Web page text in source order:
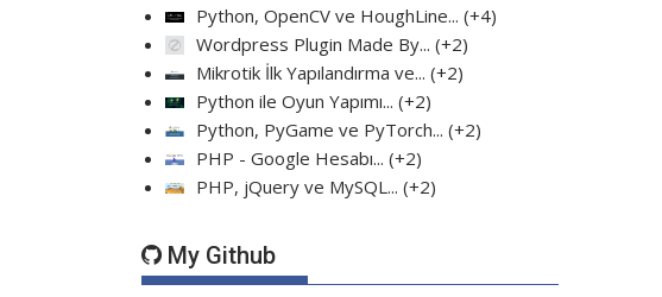
Python, OpenCV ve HoughLine... +4
Wordpress Plugin Made By... +2
Mikrotik İlk Yapılandırma ve... +2
Python ile Oyun Yapımı... +2
Python, PyGame ve PyTorch... +2
PHP - Google Hesabı... +2
PHP, jQuery ve MySQL... +2
My Github